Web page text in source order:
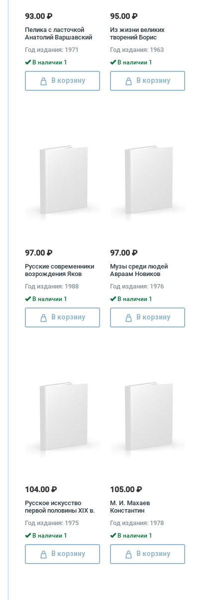
93.00 ₽
Пелика с ласточкой
Анатолий Варшавский
Год издания: 1971
В наличии 1
В корзину
95.00 ₽
Из жизни великих
творений Борис
Год издания: 1963
В наличии 1
В корзину
97.00 ₽
Русские современники
возрождения Яков
Год издания: 1988
В наличии 1
В корзину
97.00 ₽
Музы среди людей
Авраам Новиков
Год издания: 1976
В наличии 1
В корзину
104.00 ₽
Русское искусство
первой половины XIX в.
Год издания: 1975
В наличии 1
В корзину
105.00 ₽
М. И. Махаев
Константин
Год издания: 1978
В наличии 1
В корзину